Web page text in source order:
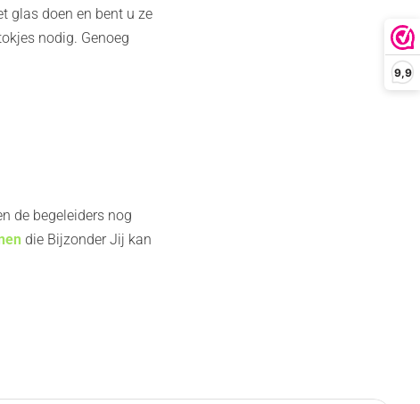
9,9
glas doen en bent u ze
nodig. Genoeg
de begeleiders nog
die Bijzonder Jij kan